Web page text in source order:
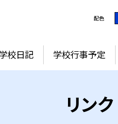
配色
校日記 学校行事予定
リンク